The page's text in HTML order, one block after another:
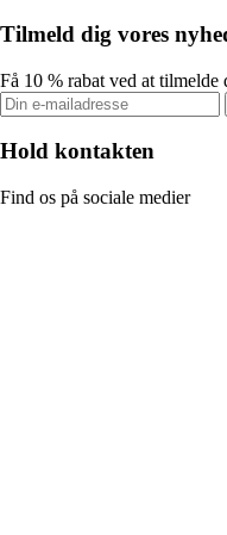
Tilmeld dig vores
Få 10 % rabat ved at tilmelde
Hold kontakten
Find os på sociale medier